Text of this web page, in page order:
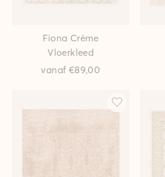
Fiona Crème
Vloerkleed
vanaf €89,00